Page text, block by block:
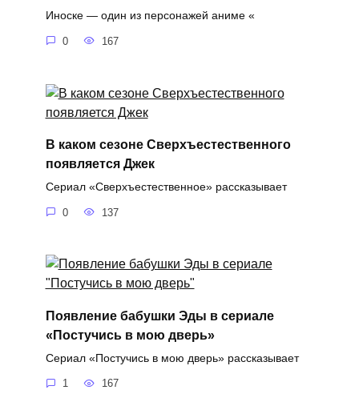
Иноске — один из персонажей аниме «
0 167
В каком сезоне Сверхъестественного
появляется Джек
Сериал «Сверхъестественное» рассказывает
0 137
Появление бабушки Эды в сериале
«Постучись в мою дверь»
Сериал «Постучись в мою дверь» рассказывает
1 167